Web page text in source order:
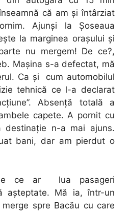
că am și întârziat
Ajunși la Șoseaua
la marginea orașului și
nu mergem! De ce?,
Mașina s-a defectat, mă
Ca și cum automobilul
tehnică ce l-a declarat
Absență totală a
capete. A pornit cu
destinație n-a mai ajuns.
bani, dar am pierdut o
ce ar lua pasageri
așteptate. Mă ia, într-un
spre Bacău cu care